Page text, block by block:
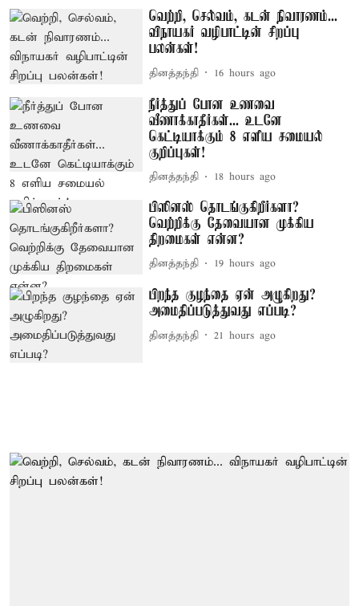
வெற்றி, செல்வம், கடன் நிவாரணம்...
விநாயகர் வழிபாட்டின் சிறப்பு
பலன்கள்!
தினத்தந்தி 16 hours ago
நீர்த்துப் போன உணவை
வீணாக்காதீர்கள்... உடனே
கெட்டியாக்கும் 8 எளிய சமையல்
குறிப்புகள்!
தினத்தந்தி 18 hours ago
பிஸினஸ் தொடங்குகிறீர்களா?
வெற்றிக்கு தேவையான முக்கிய
திறமைகள் என்ன?
தினத்தந்தி 19 hours ago
பிறந்த குழந்தை ஏன் அழுகிறது?
அமைதிப்படுத்துவது எப்படி?
தினத்தந்தி 21 hours ago